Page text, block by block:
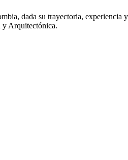
dada su trayectoria,
y Arquitectónica.